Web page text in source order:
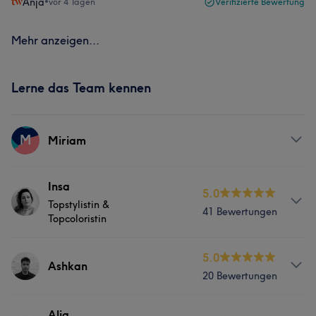
Mehr anzeigen...
Lerne das Team kennen
M Miriam
Services
Friseur
Insa
Topstylistin &
Topcoloristin
5.0
41 Bewertungen
Info
Insa – Topstylistin & Topcoloristin Ich liebe es, mit Farbe
besonders mit dem ganzheitlichen Ansatz von AVEDA.
Ashkan
5.0
20 Bewertungen